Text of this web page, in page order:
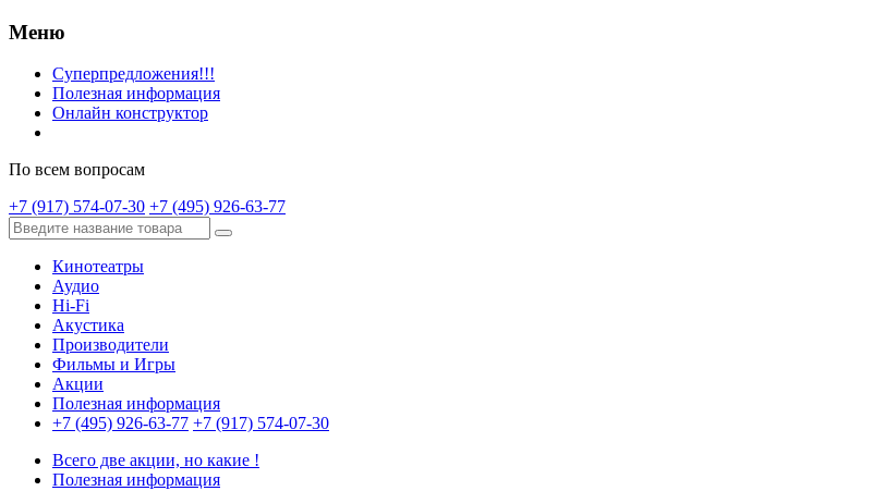
Меню
Суперпредложения!!!
Полезная информация
Онлайн конструктор
По всем вопросам
+7 (917) 574-07-30 +7 (495) 926-63-77
Кинотеатры
Аудио
Hi-Fi
Акустика
Производители
Фильмы и Игры
Акции
Полезная информация
+7 (495) 926-63-77 +7 (917) 574-07-30
Всего две акции, но какие !
Полезная информация